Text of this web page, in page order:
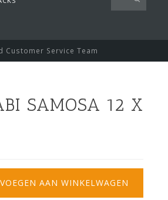
Customer Service Team
SAMOSA 12 X
AAN WINKELWAGEN